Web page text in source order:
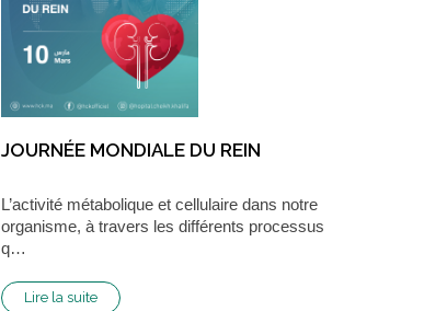
JOURNÉE MONDIALE DU REIN
L’activité métabolique et cellulaire dans notre
organisme, à travers les différents processus
q…
Lire la suite